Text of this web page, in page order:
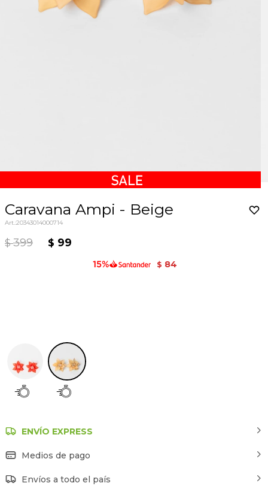
Caravana Ampi - Beige
20343014000714
$ 399 $ 99
$ 84
ENVÍO EXPRESS
Medios de pago
Envíos a todo el país